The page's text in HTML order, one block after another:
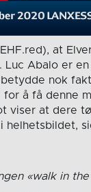
at
Luc Abalo er
nok
å få denne
viser at dere
helhetsbildet,
«walk in the